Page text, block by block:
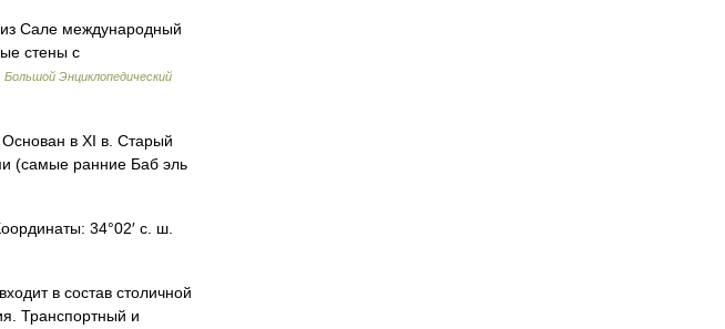
Сале международный
стены с
Большой Энциклопедический
в XI в. Старый
(самые ранние Баб эль
34°02′ с. ш.
в состав столичной
Транспортный и